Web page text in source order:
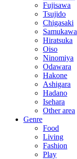
Fujisawa
Tsujido
Chigasaki
Samukawa
Hiratsuka
Oiso
Ninomiya
Odawara
Hakone
Ashigara
Hadano
Isehara
Other area
Genre
Food
Living
Fashion
Play